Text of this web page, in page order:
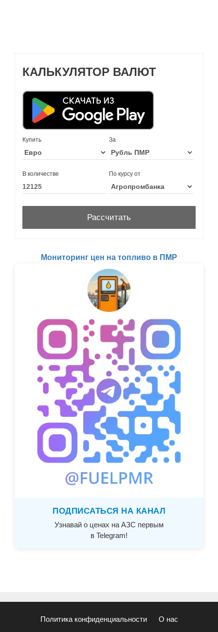
КАЛЬКУЛЯТОР ВАЛЮТ
Купить За
В количестве По курсу от
Мониторинг цен на топливо в ПМР
ПОДПИСАТЬСЯ НА КАНАЛ
Узнавай о ценах на АЗС первым
в Telegram!
Политика конфиденциальности О нас